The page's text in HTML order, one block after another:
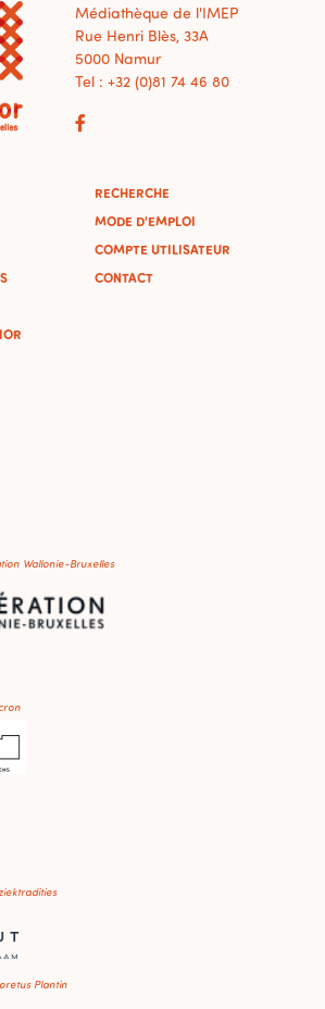
Médiathèque de l'IMEP
Rue Henri Blès, 33A
5000 Namur
Tel : +32 (0)81 74 46 80
RECHERCHE
MODE D'EMPLOI
COMPTE UTILISATEUR
CONTACT
Wallonie-Bruxelles
Plantin